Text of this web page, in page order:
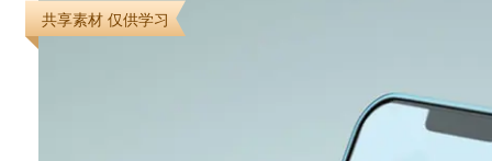
共享素材 仅供学习